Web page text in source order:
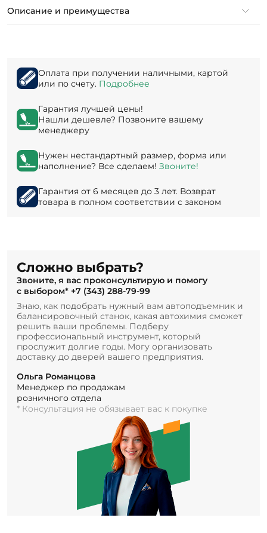
Описание и преимущества
Оплата при получении наличными, картой
или по счету. Подробнее
Гарантия лучшей цены!
Нашли дешевле? Позвоните вашему
менеджеру
Нужен нестандартный размер, форма или
наполнение? Все сделаем! Звоните!
Гарантия от 6 месяцев до 3 лет. Возврат
товара в полном соответствии с законом
Сложно выбрать?
Звоните, я вас проконсультирую и помогу
с выбором* +7 (343) 288-79-99
Знаю, как подобрать нужный вам автоподъемник и
балансировочный станок, какая автохимия сможет
решить ваши проблемы. Подберу
профессиональный инструмент, который
прослужит долгие годы. Могу организовать
доставку до дверей вашего предприятия.
Ольга Романцова
Менеджер по продажам
розничного отдела
* Консультация не обязывает вас к покупке